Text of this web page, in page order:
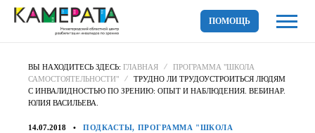
ПОМОЩЬ
ВЫ НАХОДИТЕСЬ ЗДЕСЬ: ГЛАВНАЯ
ПРОГРАММА "ШКОЛА
САМОСТОЯТЕЛЬНОСТИ"
ТРУДНО ЛИ ТРУДОУСТРОИТЬСЯ ЛЮДЯМ
С ИНВАЛИДНОСТЬЮ ПО ЗРЕНИЮ: ОПЫТ И НАБЛЮДЕНИЯ. ВЕБИНАР.
ЮЛИЯ ВАСИЛЬЕВА.
14.07.2018
ПОДКАСТЫ, ПРОГРАММА "ШКОЛА